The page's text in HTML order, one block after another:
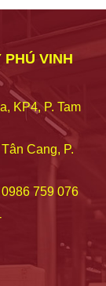
PHÚ VINH
KP4, P. Tam
Cang, P.
759 076